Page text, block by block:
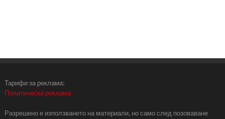
Тарифи за реклама:
Политическа реклама
Разрешено е използването на материали, но само след позоваване